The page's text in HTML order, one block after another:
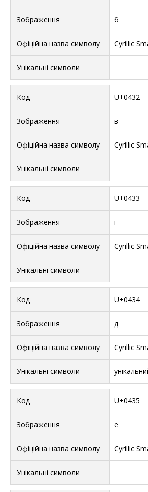
б
Cyrillic
U+0432
в
Cyrillic
U+0433
г
Cyrillic
U+0434
д
Cyrillic
U+0435
е
Cyrillic